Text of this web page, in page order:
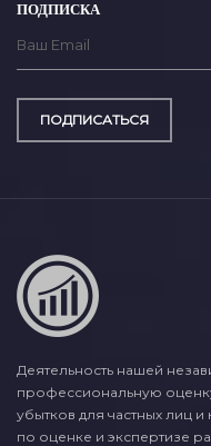
ПОДПИСКА
ПОДПИСАТЬСЯ
Деятельность нашей
профессиональную
убытков для частных лиц
по оценке и экспертизе